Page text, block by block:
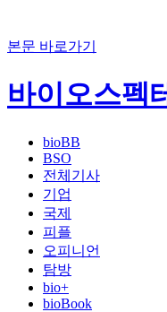
본문 바로가기
바이오스펙
bioBB
BSO
전체기사
기업
국제
피플
오피니언
탐방
bio+
bioBook